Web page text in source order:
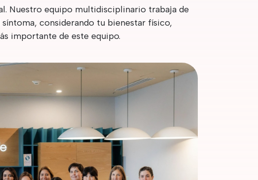
Nuestro equipo multidisciplinario trabaja de
considerando tu bienestar físico,
importante de este equipo.